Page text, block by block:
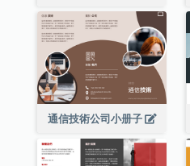
通信技術公司小册子